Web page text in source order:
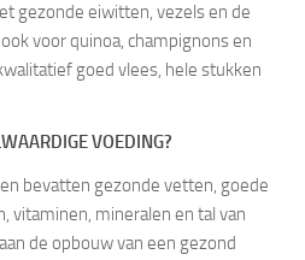
gezonde eiwitten, vezels en de
voor quinoa, champignons en
goed vlees, hele stukken
VOEDING?
bevatten gezonde vetten, goede
vitaminen, mineralen en tal van
de opbouw van een gezond